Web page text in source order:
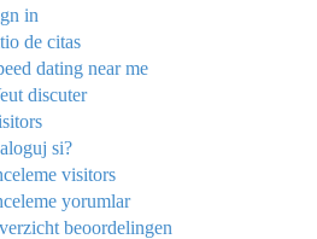
in
de citas
dating near me
discuter
si?
visitors
yorumlar
beoordelingen